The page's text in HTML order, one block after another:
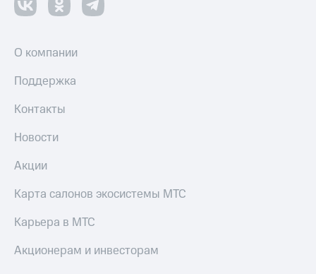
О компании
Поддержка
Контакты
Новости
Акции
Карта салонов экосистемы МТС
Карьера в МТС
Акционерам и инвесторам